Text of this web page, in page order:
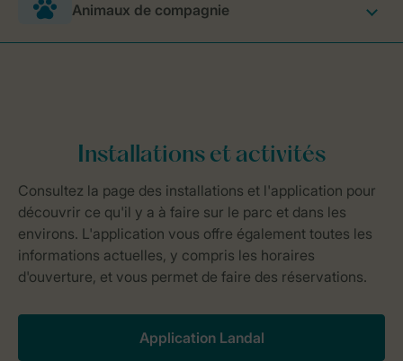
Animaux de compagnie
Application Landal